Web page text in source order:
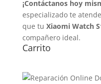
¡Contáctanos hoy
especializado te
que tu Xiaomi Watch
compañero ideal.
Carrito